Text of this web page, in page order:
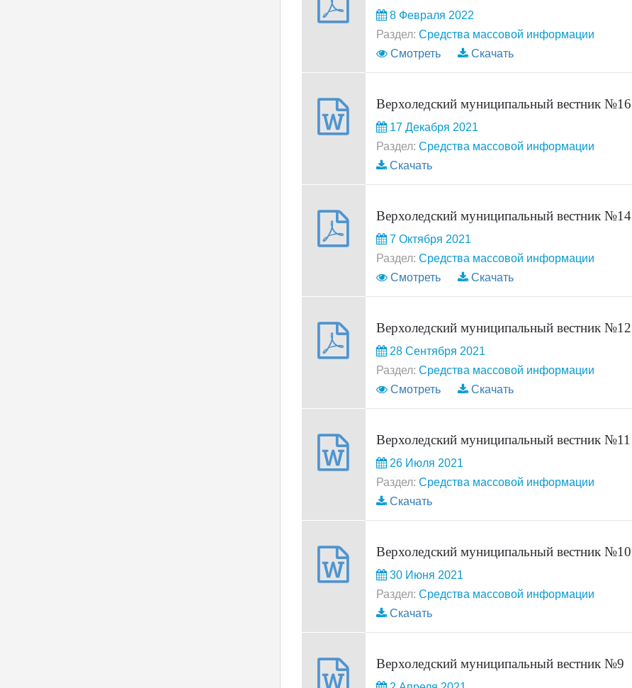
8 Февраля 2022
Раздел: Средства массовой информации
Смотреть
Скачать
Верхоледский муниципальный вестник №16
17 Декабря 2021
Раздел: Средства массовой информации
Скачать
Верхоледский муниципальный вестник №14
7 Октября 2021
Раздел: Средства массовой информации
Смотреть
Скачать
Верхоледский муниципальный вестник №12
28 Сентября 2021
Раздел: Средства массовой информации
Смотреть
Скачать
Верхоледский муниципальный вестник №11
26 Июля 2021
Раздел: Средства массовой информации
Скачать
Верхоледский муниципальный вестник №10
30 Июня 2021
Раздел: Средства массовой информации
Скачать
Верхоледский муниципальный вестник №9